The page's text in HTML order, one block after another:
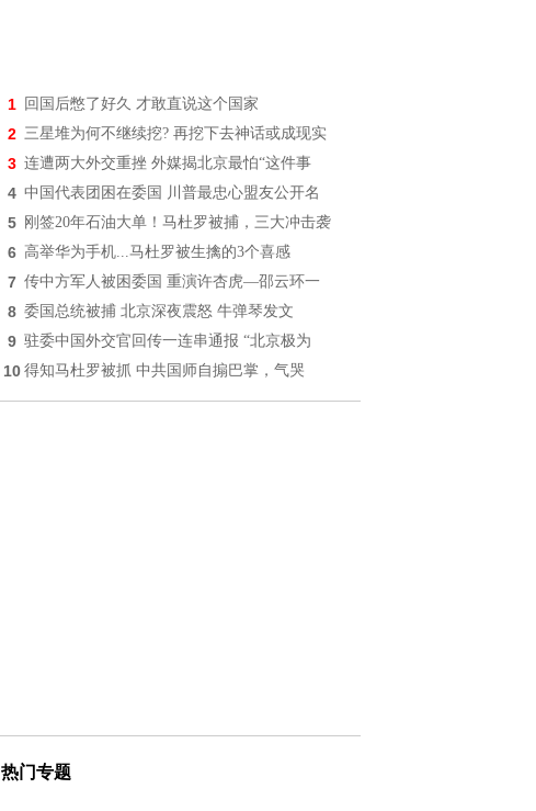
1 回国后憋了好久 才敢直说这个国家
2 三星堆为何不继续挖? 再挖下去神话或成现实
3 连遭两大外交重挫 外媒揭北京最怕“这件事
4 中国代表团困在委国 川普最忠心盟友公开名
5 刚签20年石油大单！马杜罗被捕，三大冲击袭
6 高举华为手机...马杜罗被生擒的3个喜感
7 传中方军人被困委国 重演许杏虎—邵云环一
8 委国总统被捕 北京深夜震怒 牛弹琴发文
9 驻委中国外交官回传一连串通报 “北京极为
10 得知马杜罗被抓 中共国师自搧巴掌，气哭
热门专题